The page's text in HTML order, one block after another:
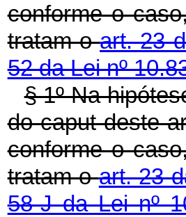
conforme o
tratam oart. 23
52 da Lei nº
§ 1º Na
do caput deste
conforme o
tratam oart. 23
58-J da Lei nº